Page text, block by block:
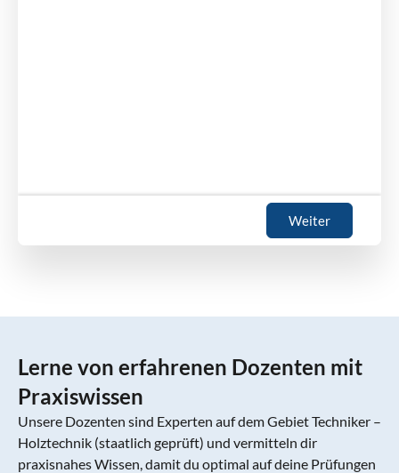
Weiter
Lerne von erfahrenen Dozenten mit
Praxiswissen
Unsere Dozenten sind Experten auf dem Gebiet Techniker –
Holztechnik (staatlich geprüft) und vermitteln dir
praxisnahes Wissen, damit du optimal auf deine Prüfungen